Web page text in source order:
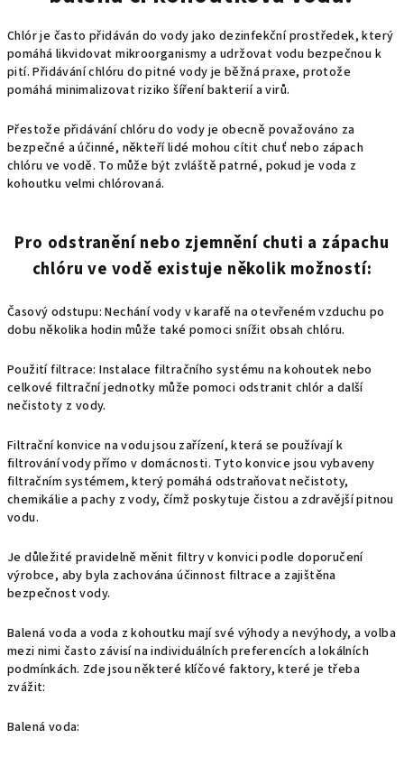
Chlór je často přidáván do vody jako dezinfekční prostředek, který
pomáhá likvidovat mikroorganismy a udržovat vodu bezpečnou k
pití. Přidávání chlóru do pitné vody je běžná praxe, protože
pomáhá minimalizovat riziko šíření bakterií a virů.
Přestože přidávání chlóru do vody je obecně považováno za
bezpečné a účinné, někteří lidé mohou cítit chuť nebo zápach
chlóru ve vodě. To může být zvláště patrné, pokud je voda z
kohoutku velmi chlórovaná.
Pro odstranění nebo zjemnění chuti a zápachu
chlóru ve vodě existuje několik možností:
Časový odstupu: Nechání vody v karafě na otevřeném vzduchu po
dobu několika hodin může také pomoci snížit obsah chlóru.
Použití filtrace: Instalace filtračního systému na kohoutek nebo
celkové filtrační jednotky může pomoci odstranit chlór a další
nečistoty z vody.
Filtrační konvice na vodu jsou zařízení, která se používají k
filtrování vody přímo v domácnosti. Tytokonvicejsou vybaveny
filtračním systémem, který pomáhá odstraňovat nečistoty,
chemikálie a pachy z vody, čímž poskytuje čistou a zdravější pitnou
vodu.
Je důležité pravidelně měnit filtryv konvici podle doporučení
výrobce, aby byla zachována účinnost filtrace a zajištěna
bezpečnost vody.
Balená voda a voda z kohoutku mají své výhody a nevýhody, a volba
mezi nimi často závisí na individuálních preferencích a lokálních
podmínkách. Zde jsou některé klíčové faktory, které je třeba
zvážit:
Balená voda: